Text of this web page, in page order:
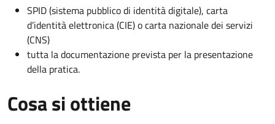
SPID (sistema pubblico di identità digitale), carta
d’identità elettronica (CIE) o carta nazionale dei servizi
(CNS)
tutta la documentazione prevista per la presentazione
della pratica.
Cosa si ottiene